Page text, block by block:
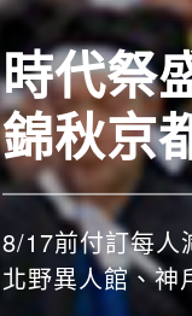
時代祭
錦秋京
8/17前付訂每人
北野異人館、神